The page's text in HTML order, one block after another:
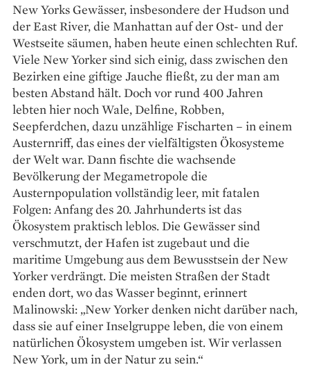
New Yorks Gewässer, ins­besondere der Hudson und
der East River, die Manhattan auf der Ost- und der
Westseite säumen, haben heute einen schlechten Ruf.
Viele New Yorker sind sich einig, dass zwischen den
Bezirken eine giftige Jauche fließt, zu der man am
besten Abstand hält. Doch vor rund 400 Jahren
lebten hier noch Wale, Delfine, Robben,
Seepferdchen, dazu unzählige Fischarten – in einem
Austernriff, das eines der vielfältigsten Ökosysteme
der Welt war. Dann fischte die wachsende
Bevölkerung der Megametropole die
Austernpopulation vollständig leer, mit fatalen
Folgen: Anfang des 20. Jahrhunderts ist das
Ökosystem praktisch leblos. Die Gewässer sind
verschmutzt, der Hafen ist zugebaut und die
maritime Umgebung aus dem Bewusstsein der New
Yorker verdrängt. Die meisten Straßen der Stadt
enden dort, wo das Wasser beginnt, erinnert
Malinowski: „New Yorker denken nicht darüber nach,
dass sie auf einer Inselgruppe leben, die von einem
natürlichen Ökosystem umgeben ist. Wir verlassen
New York, um in der Natur zu sein.“